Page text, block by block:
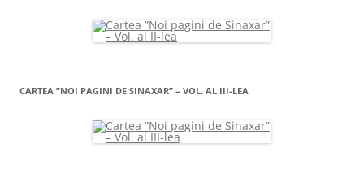
CARTEA ”NOI PAGINI DE SINAXAR” – VOL. AL III-LEA